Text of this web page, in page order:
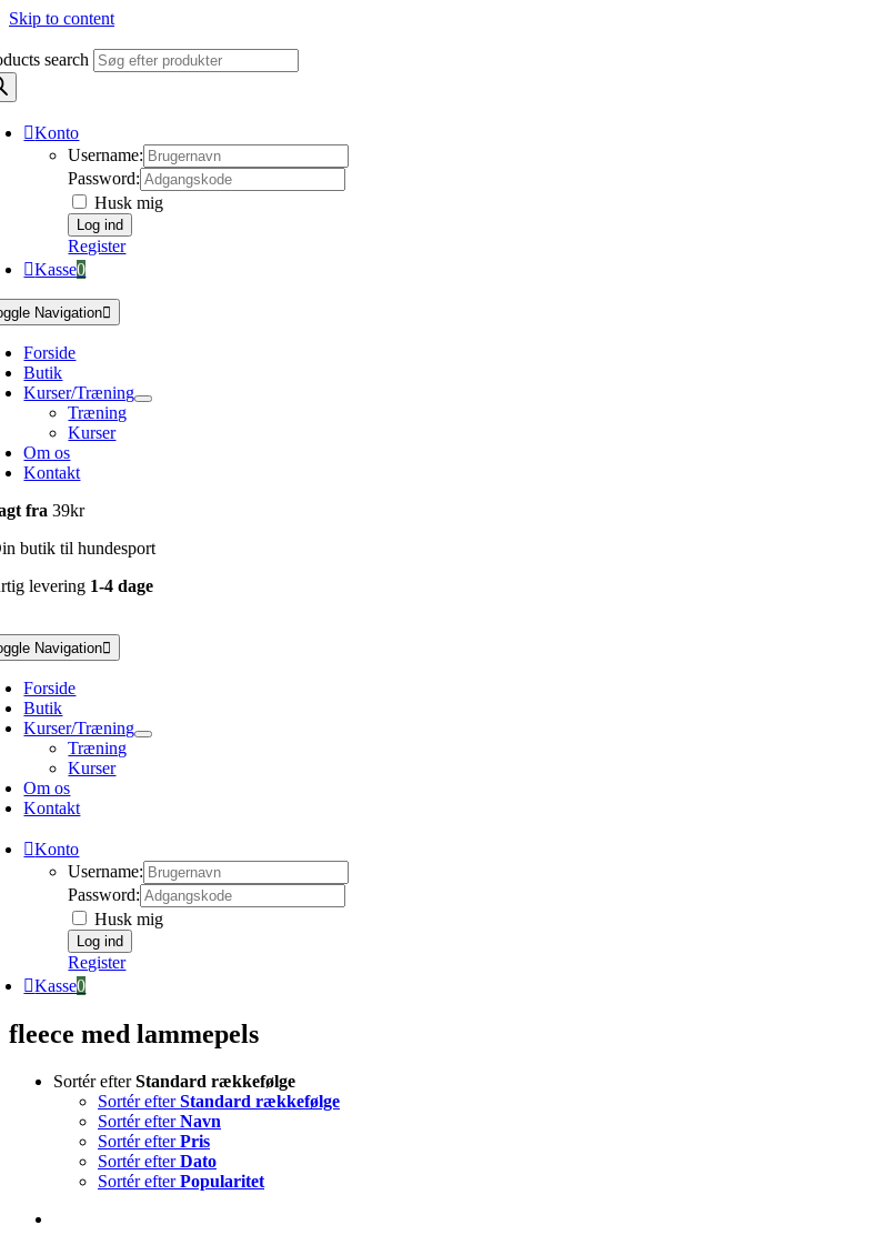
Skip to content
search
Konto
Username:
Password:
Husk mig
Register
Kasse0
Navigation
Forside
Butik
Kurser/Træning
Træning
Kurser
Om os
Kontakt
fra39kr
butik til hundesport
levering 1-4 dage
Navigation
Forside
Butik
Kurser/Træning
Træning
Kurser
Om os
Kontakt
Konto
Username:
Password:
Husk mig
Register
Kasse0
fleece med lammepels
Sortér efterStandard rækkefølge
Sortér efterStandard rækkefølge
Sortér efterNavn
Sortér efterPris
Sortér efterDato
Sortér efterPopularitet